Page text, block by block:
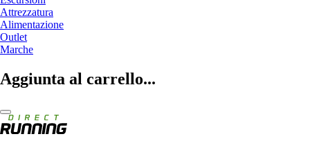
Attrezzatura
Alimentazione
Outlet
Marche
Aggiunta al carrello...